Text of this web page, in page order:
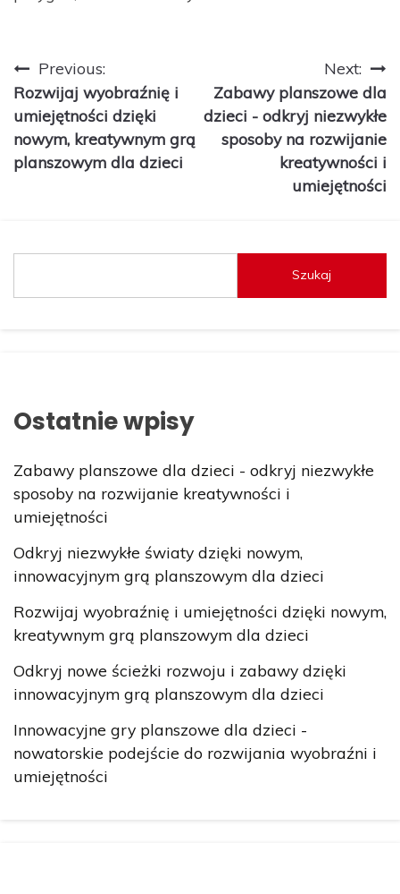
Nawigacja
wpisu
Previous:
Rozwijaj wyobraźnię i
umiejętności dzięki
nowym, kreatywnym grą
planszowym dla dzieci
Next:
Zabawy planszowe dla
dzieci - odkryj niezwykłe
sposoby na rozwijanie
kreatywności i
umiejętności
Szukaj
Ostatnie wpisy
Zabawy planszowe dla dzieci - odkryj niezwykłe
sposoby na rozwijanie kreatywności i
umiejętności
Odkryj niezwykłe światy dzięki nowym,
innowacyjnym grą planszowym dla dzieci
Rozwijaj wyobraźnię i umiejętności dzięki nowym,
kreatywnym grą planszowym dla dzieci
Odkryj nowe ścieżki rozwoju i zabawy dzięki
innowacyjnym grą planszowym dla dzieci
Innowacyjne gry planszowe dla dzieci -
nowatorskie podejście do rozwijania wyobraźni i
umiejętności